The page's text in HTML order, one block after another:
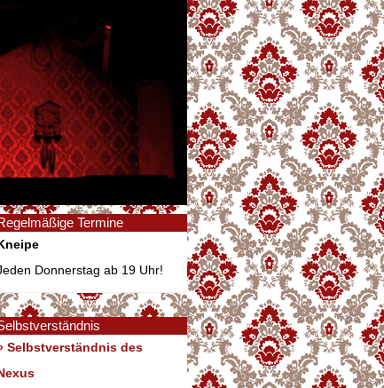
Termine
Donnerstag ab 19 Uhr!
Selbstverständnis des